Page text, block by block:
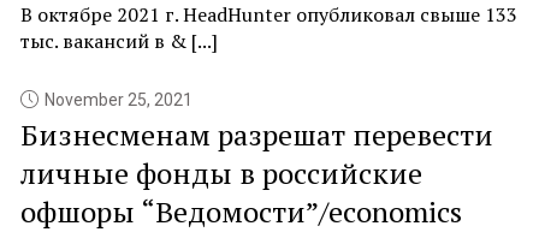
В октябре 2021 г. HeadHunter опубликовал свыше 133
тыс. вакансий в & [...]
November 25, 2021
Бизнесменам разрешат перевести
личные фонды в российские
офшоры “Ведомости”/economics